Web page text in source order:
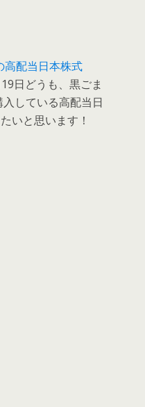
高配当日本株式
日どうも、黒ごま
している高配当日
いと思います！